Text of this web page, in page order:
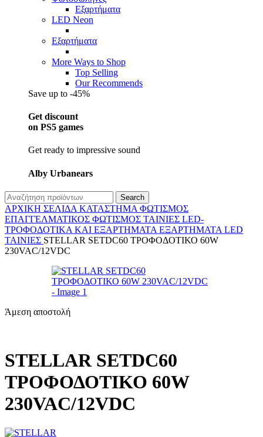
Εξαρτήματα
LED Neon
Εξαρτήματα
More Ways to Shop
Top Selling
Our Recommends
Save up to -45%
Get discount
on PS5 games
Get ready to impressive sound
Alby Urbanears
Search
ΑΡΧΙΚΉ ΣΕΛΊΔΑ ΚΑΤΆΣΤΗΜΑ ΦΩΤΙΣΜΌΣ
ΕΠΑΓΓΕΛΜΑΤΙΚΟΣ ΦΩΤΙΣΜΌΣ ΤΑΙΝΊΕΣ LED-
ΤΡΟΦΟΔΟΤΙΚΆ ΚΑΙ ΕΞΑΡΤΉΜΑΤΑ ΕΞΑΡΤΉΜΑΤΑ LED
ΤΑΙΝΊΕΣ STELLAR SETDC60 ΤΡΟΦΟΔΟΤΙΚΟ 60W
230VAC/12VDC
Άμεση αποστολή
STELLAR SETDC60
ΤΡΟΦΟΔΟΤΙΚΟ 60W
230VAC/12VDC